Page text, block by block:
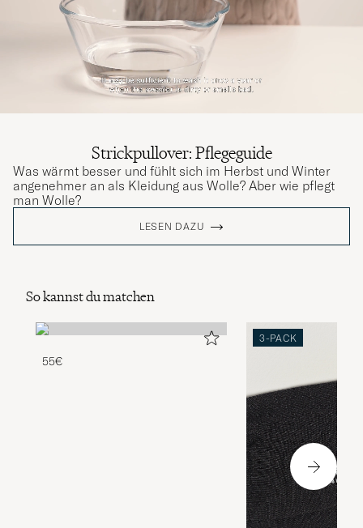
Strickpullover: Pflegeguide
Was wärmt besser und fühlt sich im Herbst und Winter
angenehmer an als Kleidung aus Wolle? Aber wie pflegt
man Wolle?
LESEN DAZU
So kannst du matchen
55€
3-PACK